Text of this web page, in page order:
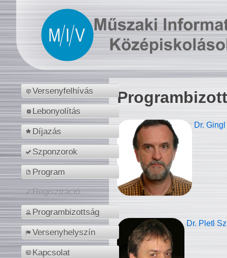
Versenyfelhívás
Lebonyolítás
Díjazás
Szponzorok
Program
Regisztráció
Programbizottság
Versenyhelyszín
Kapcsolat
Dr.
Dr. Pletl